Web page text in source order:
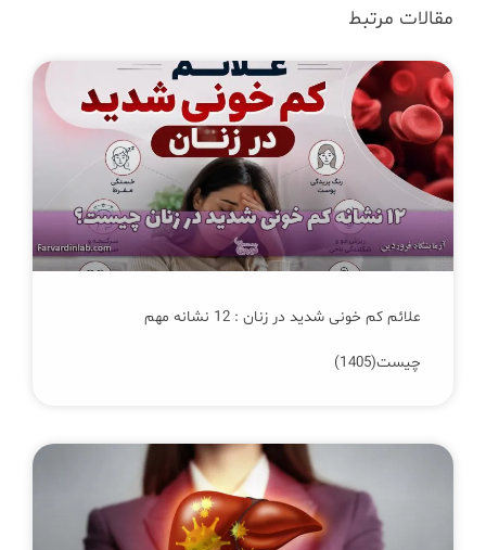
مقالات مرتبط
علائم کم‌ خونی شدید در زنان : 12 نشانه مهم
چیست(1405)